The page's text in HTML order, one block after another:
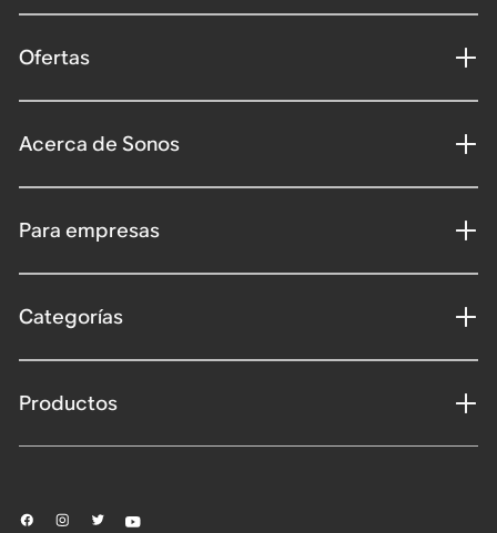
Ofertas
Acerca de Sonos
Para empresas
Categorías
Productos